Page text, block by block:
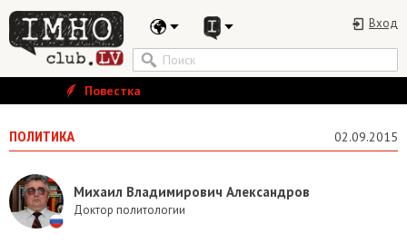
Вход
Повестка
ПОЛИТИКА 02.09.2015
Михаил Владимирович Александров
Доктор политологии